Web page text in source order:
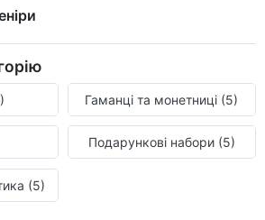
Гаманці та монетниці (5)
Подарункові набори (5)
(5)